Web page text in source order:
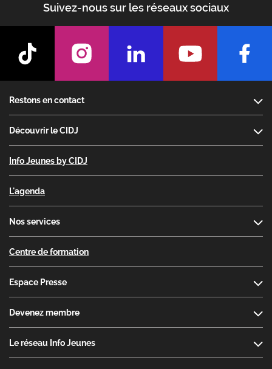
Suivez-nous sur les réseaux sociaux
Restons en contact
Découvrir le CIDJ
Info Jeunes by CIDJ
L'agenda
Nos services
Centre de formation
Espace Presse
Devenez membre
Le réseau Info Jeunes